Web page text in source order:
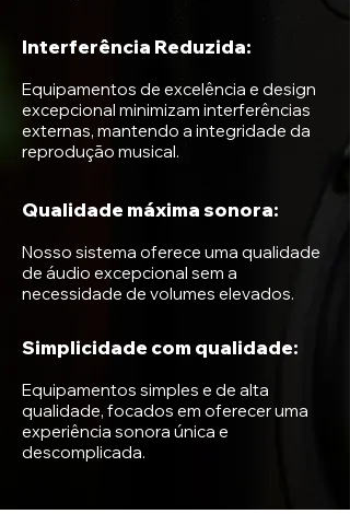
Interferência Reduzida:
Equipamentos de excelência e design
excepcional minimizam interferências
externas, mantendo a integridade da
reprodução musical.
Qualidade máxima sonora:
Nosso sistema oferece uma qualidade
de áudio excepcional sem a
necessidade de volumes elevados.
Simplicidade com qualidade:
Equipamentos simples e de alta
qualidade, focados em oferecer uma
experiência sonora única e
descomplicada.